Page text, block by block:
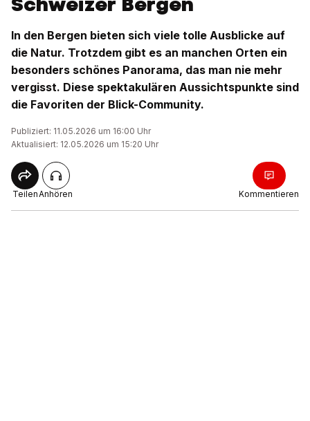
In den Bergen bieten sich viele tolle Ausblicke auf
die Natur. Trotzdem gibt es an manchen Orten ein
besonders schönes Panorama, das man nie mehr
vergisst. Diese spektakulären Aussichtspunkte sind
die Favoriten der Blick-Community.
Publiziert: 11.05.2026 um 16:00 Uhr
Aktualisiert: 12.05.2026 um 15:20 Uhr
TeilenAnhören Kommentieren